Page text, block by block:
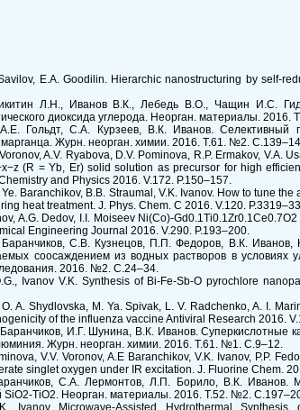
E.A. Goodilin. Hierarchic nanostructuring by self-
Л.Н., Иванов В.К., Лебедь В.О., Чащин И.С.
диоксида углерода. Неорган. материалы.
Гольдт, С.А. Курзеев, В.К. Иванов. Селективный
Журн. неорган. химии. 2016. Т.61. №2.
A.V. Ryabova, D.V. Pominova, R.P. Ermakov, V.A.
(R = Yb, Er) solid solution as precursor for high
and Physics 2016. V.172. P.150–157.
Baranchikov, B.B. Straumal, V.K. Ivanov. How to tune
heat treatment. J. Phys. Chem. C 2016. V.120.
A.G. Dedov, I.I. Moiseev Ni(Co)-
Engineering Journal 2016. V.290. P.193–200.
С.В. Кузнецов, П.П. Федоров, В.К. Иванов,
соосаждением из водных растворов в условиях
2016. №2. С.24–34.
Ivanov V.K. Synthesis of Bi-Fe-Sb-O pyrochlore
A. Shydlovska, M. Ya. Spivak, L. V. Radchenko, A. I.
of the influenza vaccine Antiviral Research 2016.
И.Г. Шунина, В.К. Иванов. Суперкислотные
Журн. неорган. химии. 2016. Т.61. №1. С.9–12.
V.V. Voronov, A.E Baranchikov, V.K. Ivanov, P.P.
singlet oxygen under IR excitation. J. Fluorine Chem.
С.А. Лермонтов, Л.П. Борило, В.К. Иванов.
SiO2-TiO2. Неорган. материалы. 2016. Т.52. №2.
Ivanov Microwave-Assisted Hydrothermal